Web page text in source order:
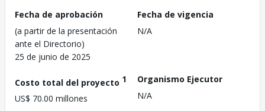
Fecha de aprobación
(a partir de la presentación
ante el Directorio)
25 de junio de 2025
Fecha de vigencia
N/A
Costo total del proyecto 1
US$ 70.00 millones
Organismo Ejecutor
N/A